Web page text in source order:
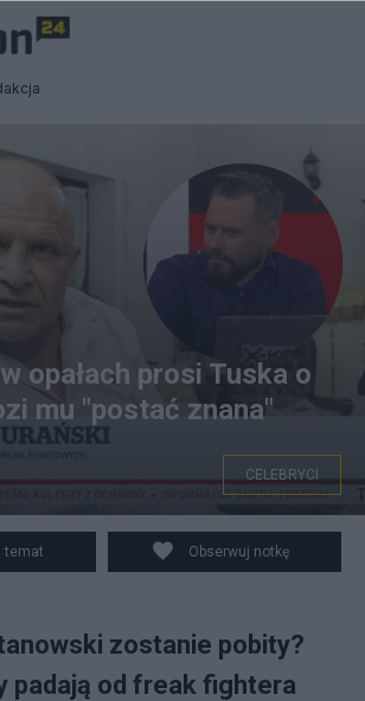
opałach prosi Tuska o
mu "postać znana"
CELEBRYCI
temat Obserwuj notkę
zostanie pobity?
padają od freak fightera